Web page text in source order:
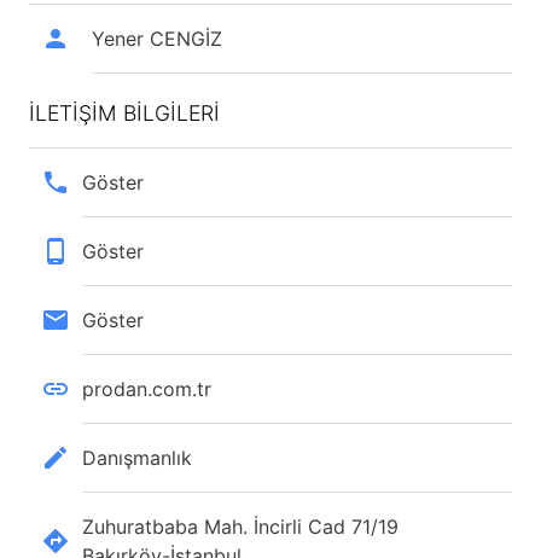
Yener CENGİZ
İLETİŞİM BİLGİLERİ
Göster
Göster
Göster
prodan.com.tr
Danışmanlık
Zuhuratbaba Mah. İncirli Cad 71/19